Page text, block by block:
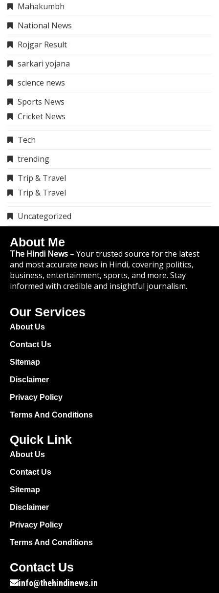
Mahakumbh
National News
Rojgar Result
sarkari yojana
science news
Sports News
Cricket News
Tech
trending
Trip & Travel
Trip & Travel
Uncategorized
About Me
The Hindi News – Your trusted source for the latest
and most accurate news in Hindi, covering politics,
business, entertainment, sports, and more. Stay
informed with credible and insightful journalism.
Our Services
About Us
Contact Us
Sitemap
Disclaimer
Privacy Policy
Terms And Conditions
Quick Link
About Us
Contact Us
Sitemap
Disclaimer
Privacy Policy
Terms And Conditions
Contact Us
info@thehindinews.in